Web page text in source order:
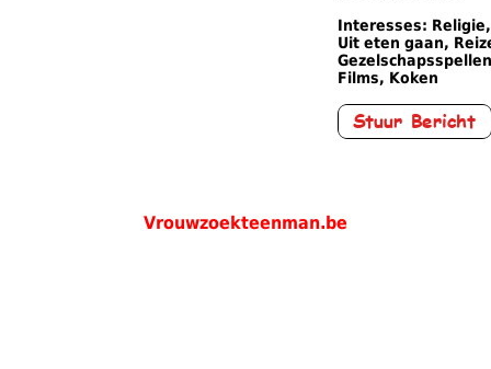
Interesses: Religie,
Uit eten gaan,
Films, Koken
Vrouwzoekteenman.be